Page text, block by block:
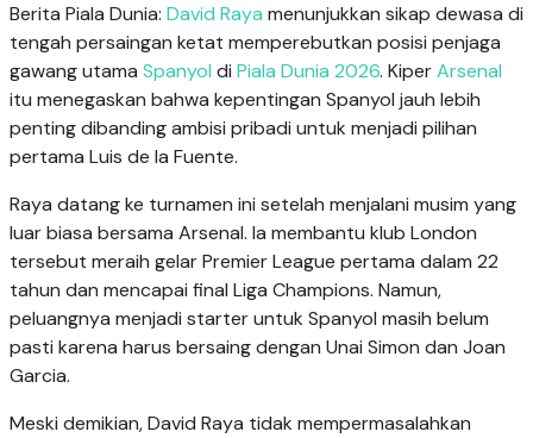
Berita Piala Dunia: David Raya menunjukkan sikap dewasa di
tengah persaingan ketat memperebutkan posisi penjaga
gawang utama Spanyol di Piala Dunia 2026. KiperArsenal
itu menegaskan bahwa kepentingan Spanyol jauh lebih
penting dibanding ambisi pribadi untuk menjadi pilihan
pertama Luis de la Fuente.
Raya datang ke turnamen ini setelah menjalani musim yang
luar biasa bersama Arsenal. Ia membantu klub London
tersebut meraih gelar Premier League pertama dalam 22
tahun dan mencapai final Liga Champions. Namun,
peluangnya menjadi starter untuk Spanyol masih belum
pasti karena harus bersaing dengan Unai Simon dan Joan
Garcia.
Meski demikian, David Raya tidak mempermasalahkan